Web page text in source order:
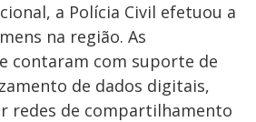
a Polícia Civil efetuou a
na região. As
contaram com suporte de
de dados digitais,
redes de compartilhamento